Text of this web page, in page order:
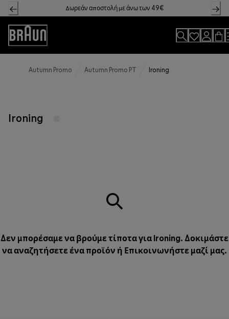
Skip
to
Content
Δωρεάν αποστολή με άνω των 49€
Accessibility
Statement
Autumn Promo Autumn Promo PT Ironing
Ironing
Δεν μπορέσαμε να βρούμε τίποτα για Ironing. Δοκιμάστε
να αναζητήσετε ένα προϊόν ή Επικοινωνήστε μαζί μας.